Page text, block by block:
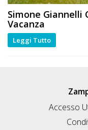
Simone Giannelli
Vacanza
Leggi Tutto
Accesso